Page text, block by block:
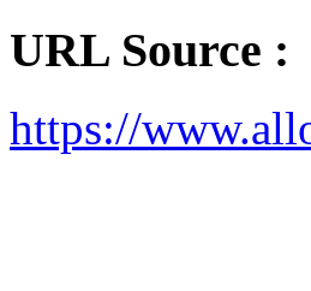
URL Source :
https://